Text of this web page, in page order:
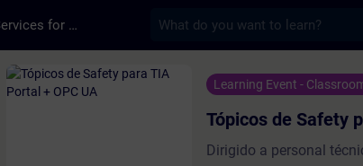
Training Services for Digital Industries
Kurs - Tópicos de Safety para TIA
Learning Event -
Tópicos de Safety
Dirigido a personal